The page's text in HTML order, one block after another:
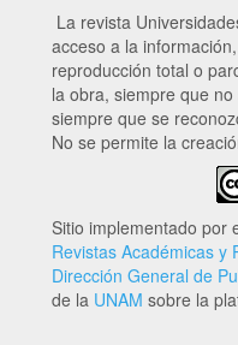
La revista
acceso a la
reproducción total o
la obra, siempre que
siempre que se
No se permite la
Sitio implementado por
Revistas Académicas y
Dirección General de
de la UNAM sobre la